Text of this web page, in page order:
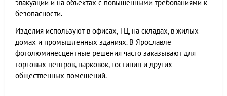
эвакуации и на объектах с повышенными требованиями к
безопасности.
Изделия используют в офисах, ТЦ, на складах, в жилых
домах и промышленных зданиях. В Ярославле
фотолюминесцентные решения часто заказывают для
торговых центров, парковок, гостиниц и других
общественных помещений.